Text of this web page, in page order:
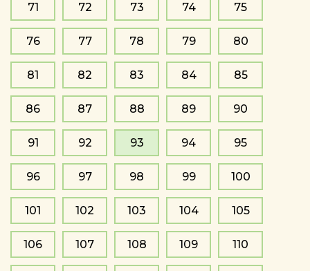
71 72 73 74 75
76 77 78 79 80
81 82 83 84 85
86 87 88 89 90
91 92 93 94 95
96 97 98 99 100
101 102 103 104 105
106 107 108 109 110